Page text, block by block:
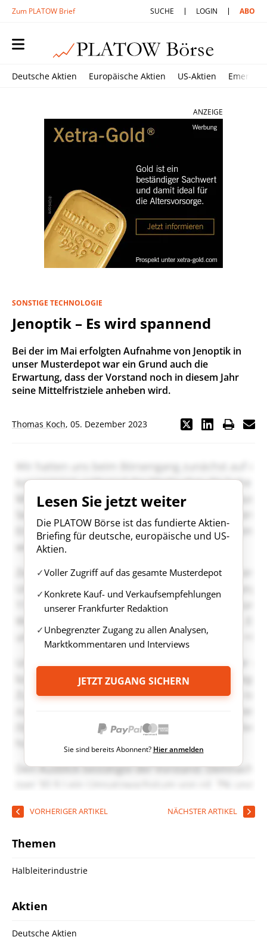
Zum PLATOW Brief SUCHE LOGIN ABO
Deutsche Aktien Europäische Aktien US-Aktien
ANZEIGE
SONSTIGE TECHNOLOGIE
Jenoptik – Es wird spannend
Bei der im Mai erfolgten Aufnahme von Jenoptik in
unser Musterdepot war ein Grund auch die
Erwartung, dass der Vorstand noch in diesem Jahr
seine Mittelfristziele anheben wird.
Thomas Koch, 05. Dezember 2023
Lesen Sie jetzt weiter
Die PLATOW Börse ist das fundierte Aktien-
Briefing für deutsche, europäische und US-
Aktien.
Voller Zugriff auf das gesamte Musterdepot
Konkrete Kauf- und Verkaufsempfehlungen
unserer Frankfurter Redaktion
Unbegrenzter Zugang zu allen Analysen,
Marktkommentaren und Interviews
JETZT ZUGANG SICHERN
Sie sind bereits Abonnent? Hier anmelden
VORHERIGER ARTIKEL NÄCHSTER ARTIKEL
Themen
Halbleiterindustrie
Aktien
Deutsche Aktien